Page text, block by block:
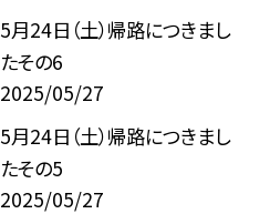
5月24日（土）帰路につきまし
たその6
2025/05/27
5月24日（土）帰路につきまし
たその5
2025/05/27